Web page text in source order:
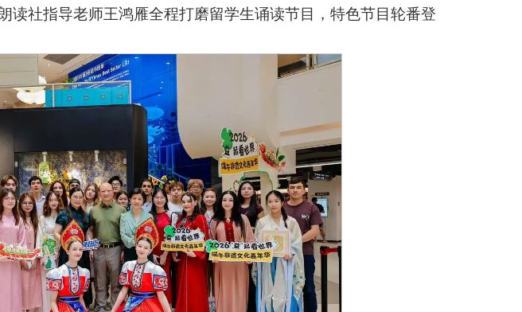
读社指导老师王鸿雁全程打磨留学生诵读节目，特色节目轮番登